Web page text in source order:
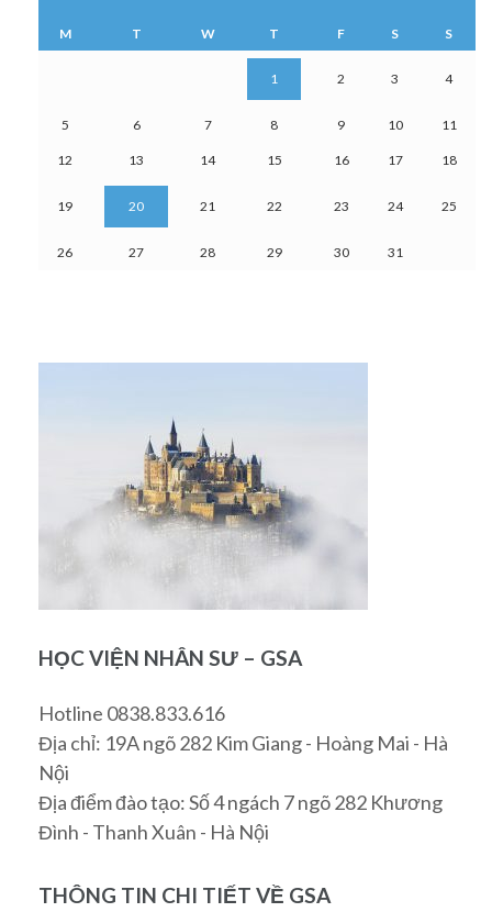
M T W T F S S
1 2 3 4
5 6 7 8 9 10 11
12 13 14 15 16 17 18
19 20 21 22 23 24 25
26 27 28 29 30 31
HỌC VIỆN NHÂN SƯ – GSA
Hotline 0838.833.616
Địa chỉ: 19A ngõ 282 Kim Giang - Hoàng Mai - Hà
Nội
Địa điểm đào tạo: Số 4 ngách 7 ngõ 282 Khương
Đình - Thanh Xuân - Hà Nội
THÔNG TIN CHI TIẾT VỀ GSA